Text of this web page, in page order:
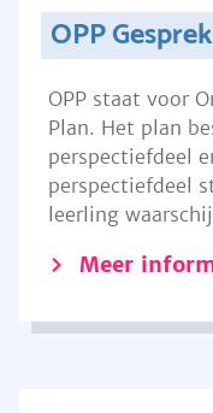
OPP Gesprek
OPP staat voor
Plan. Het plan
perspectiefdeel
perspectiefdeel
leerling
Meer